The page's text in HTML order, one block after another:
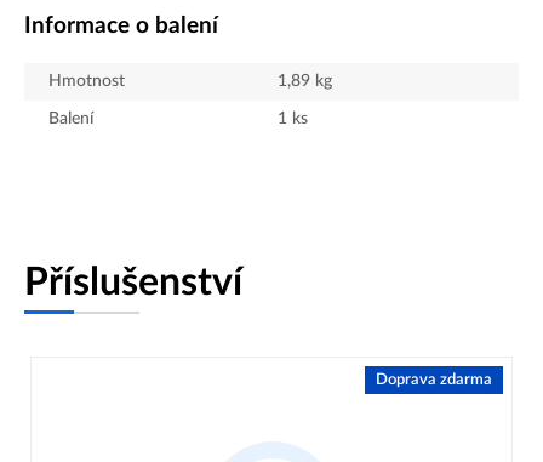
Informace o balení
Hmotnost 1,89 kg
Balení 1 ks
Příslušenství
Doprava zdarma